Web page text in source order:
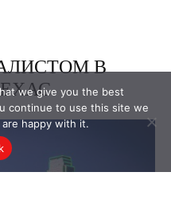
we give you the best
continue to use this site we
happy with it.